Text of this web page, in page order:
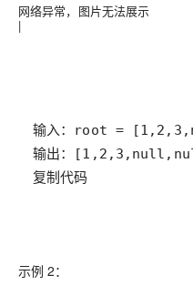
网络异常，图片无法展示
|
复制代码
示例 2：